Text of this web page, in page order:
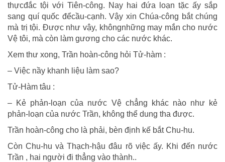
thựcđắc tội với Tiên-công. Nay hai đứa loạn tặc ấy sắp
sang quí quốc đểcầu-cạnh. Vậy xin Chúa-công bắt chúng
mà trị tội. Được như vậy, khôngnhững may mắn cho nước
Vệ tôi, mà còn làm gương cho các nước khác.
Xem thư xong, Trần hoàn-công hỏi Tử-hàm :
– Việc nầy khanh liệu làm sao?
Tử-Hàm tâu :
– Kẻ phản-loạn của nước Vệ chẳng khác nào như kẻ
phản-loạn của nước Trần, không thể dung tha được.
Trần hoàn-công cho là phải, bèn định kế bắt Chu-hu.
Còn Chu-hu và Thạch-hậu đâu rõ việc ấy. Khi đến nước
Trần , hai người đi thẳng vào thành..